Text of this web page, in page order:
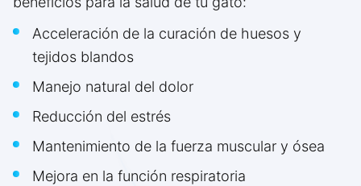
Acceleración de la curación de huesos y
tejidos blandos
Manejo natural del dolor
Reducción del estrés
Mantenimiento de la fuerza muscular y ósea
Mejora en la función respiratoria